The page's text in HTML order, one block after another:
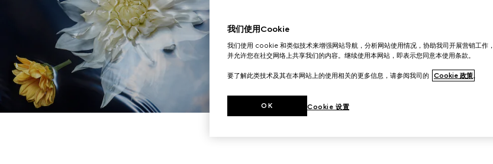
我们使用Cookie
我们使用 cookie 和类似技术来增强网站导航，分析网站使用情况，协助我司开展营销工作，
并允许您在社交网络上共享我们的内容。继续使用本网站，即表示您同意本使用条款。
要了解此类技术及其在本网站上的使用相关的更多信息，请参阅我司的 Cookie 政策。
Cookie 设置
OK